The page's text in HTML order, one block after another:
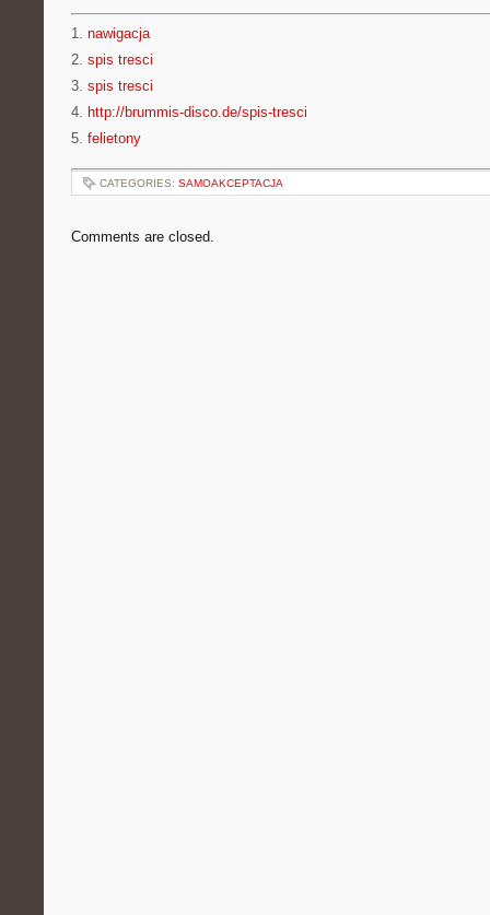
1. nawigacja
2. spis tresci
3. spis tresci
4. http://brummis-disco.de/spis-tresci
5. felietony
CATEGORIES: SAMOAKCEPTACJA
Comments are closed.